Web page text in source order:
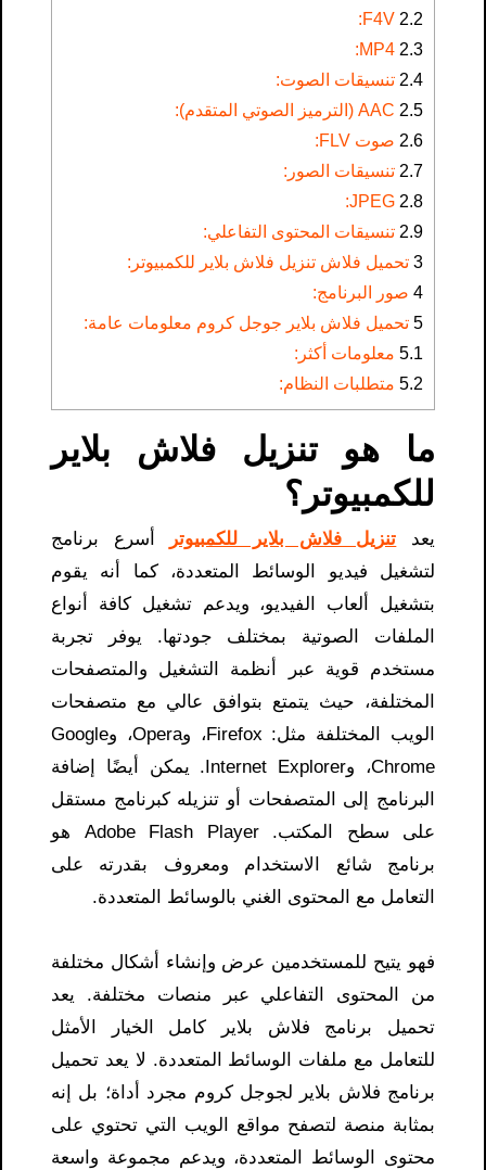
2.2
2.3
2.4 تنسيقات الصوت:
2.5
2.6 صوت FLV:
2.7 تنسيقات الصور:
2.8
2.9 تنسيقات المحتوى التفاعلي:
3 تحميل فلاش تنزيل فلاش بلاير للكمبيوتر:
4 صور البرنامج:
5 تحميل فلاش بلاير جوجل كروم معلومات عامة:
5.1 معلومات أكثر:
5.2 متطلبات النظام:
ما هو تنزيل فلاش بلاير
للكمبيوتر؟
يعد تنزيل فلاش بلاير للكمبيوتر
أسرع برنامج
لتشغيل فيديو الوسائط المتعددة، كما أنه يقوم
بتشغيل ألعاب الفيديو، ويدعم تشغيل كافة أنواع
الملفات الصوتية بمختلف جودتها. يوفر تجربة
مستخدم قوية عبر أنظمة التشغيل والمتصفحات
المختلفة، حيث يتمتع بتوافق عالي مع متصفحات
الويب المختلفة مثل: Firefox، وOpera، وGoogle
Chrome، وInternet Explorer. يمكن أيضًا إضافة
البرنامج إلى المتصفحات أو تنزيله كبرنامج مستقل
على سطح المكتب. Adobe Flash Player هو
برنامج شائع الاستخدام ومعروف بقدرته على
التعامل مع المحتوى الغني بالوسائط المتعددة.
فهو يتيح للمستخدمين عرض وإنشاء أشكال مختلفة
من المحتوى التفاعلي عبر منصات مختلفة. يعد
تحميل برنامج فلاش بلاير كامل الخيار الأمثل
للتعامل مع ملفات الوسائط المتعددة. لا يعد تحميل
برنامج فلاش بلاير لجوجل كروم مجرد أداة؛ بل إنه
بمثابة منصة لتصفح مواقع الويب التي تحتوي على
محتوى الوسائط المتعددة، ويدعم مجموعة واسعة